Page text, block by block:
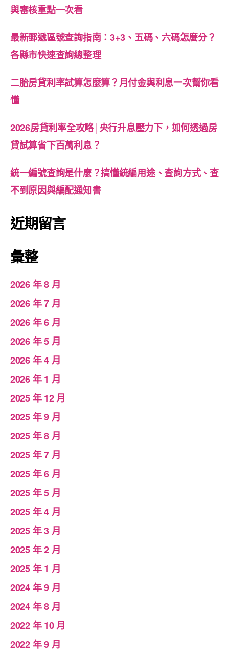
與審核重點一次看
最新郵遞區號查詢指南：3+3、五碼、六碼怎麼分？
各縣市快速查詢總整理
二胎房貸利率試算怎麼算？月付金與利息一次幫你看
懂
2026房貸利率全攻略│央行升息壓力下，如何透過房
貸試算省下百萬利息？
統一編號查詢是什麼？搞懂統編用途、查詢方式、查
不到原因與編配通知書
近期留言
彙整
2026 年 8 月
2026 年 7 月
2026 年 6 月
2026 年 5 月
2026 年 4 月
2026 年 1 月
2025 年 12 月
2025 年 9 月
2025 年 8 月
2025 年 7 月
2025 年 6 月
2025 年 5 月
2025 年 4 月
2025 年 3 月
2025 年 2 月
2025 年 1 月
2024 年 9 月
2024 年 8 月
2022 年 10 月
2022 年 9 月